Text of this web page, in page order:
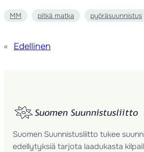
MM pitkä matka pyöräsuunnistus
« Edellinen
Suomen Suunnistusliitto tukee
edellytyksiä tarjota laadukasta